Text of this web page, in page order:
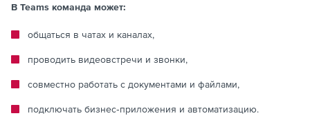
В Teams команда может:
общаться в чатах и каналах,
проводить видеовстречи и звонки,
совместно работать с документами и файлами,
подключать бизнес‑приложения и автоматизацию.